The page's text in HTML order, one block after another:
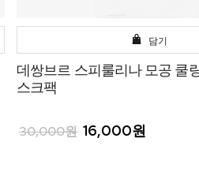
담기
데쌍브르 스피룰리나 모공 쿨
스크팩
30,000원 16,000원